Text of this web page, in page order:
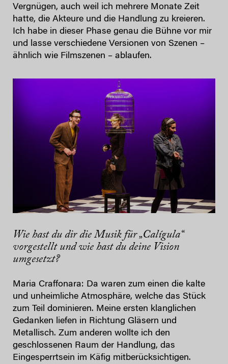
Vergnügen, auch weil ich mehrere Monate Zeit
hatte, die Akteure und die Handlung zu kreieren.
Ich habe in dieser Phase genau die Bühne vor mir
und lasse verschiedene Versionen von Szenen –
ähnlich wie Filmszenen – ablaufen.
Wie hast du dir die Musik für „Calígula“
vorgestellt und wie hast du deine Vision
umgesetzt?
Maria Craffonara: Da waren zum einen die kalte
und unheimliche Atmosphäre, welche das Stück
zum Teil dominieren. Meine ersten klanglichen
Gedanken liefen in Richtung Gläsern und
Metallisch. Zum anderen wollte ich den
geschlossenen Raum der Handlung, das
Eingesperrtsein im Käfig mitberücksichtigen.